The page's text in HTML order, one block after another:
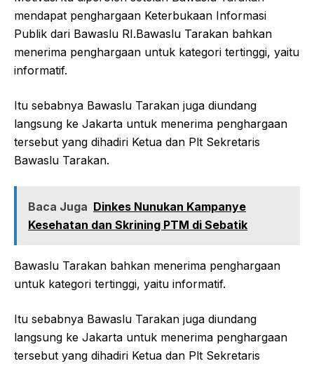
mendapat penghargaan Keterbukaan Informasi
Publik dari Bawaslu RI.Bawaslu Tarakan bahkan
menerima penghargaan untuk kategori tertinggi, yaitu
informatif.
Itu sebabnya Bawaslu Tarakan juga diundang
langsung ke Jakarta untuk menerima penghargaan
tersebut yang dihadiri Ketua dan Plt Sekretaris
Bawaslu Tarakan.
Baca Juga Dinkes Nunukan Kampanye
Kesehatan dan Skrining PTM di Sebatik
Bawaslu Tarakan bahkan menerima penghargaan
untuk kategori tertinggi, yaitu informatif.
Itu sebabnya Bawaslu Tarakan juga diundang
langsung ke Jakarta untuk menerima penghargaan
tersebut yang dihadiri Ketua dan Plt Sekretaris